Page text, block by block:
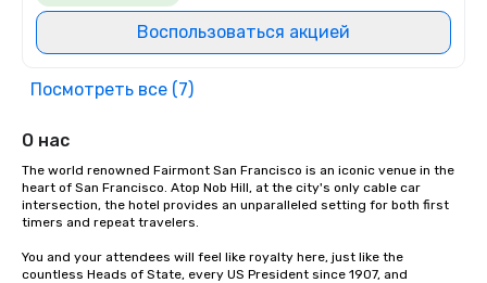
Воспользоваться акцией
Посмотреть все (7)
О нас
The world renowned Fairmont San Francisco is an iconic venue in the
heart of San Francisco. Atop Nob Hill, at the city's only cable car
intersection, the hotel provides an unparalleled setting for both first
timers and repeat travelers.
You and your attendees will feel like royalty here, just like the
countless Heads of State, every US President since 1907, and